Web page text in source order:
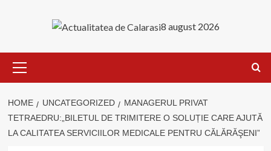
8 august 2026
Menu
HOME UNCATEGORIZED
MANAGERUL PRIVAT
TETRAEDRU:„BILETUL DE TRIMITERE O SOLUȚIE CARE AJUTĂ
LA CALITATEA SERVICIILOR MEDICALE PENTRU CĂLĂRĂŞENI”